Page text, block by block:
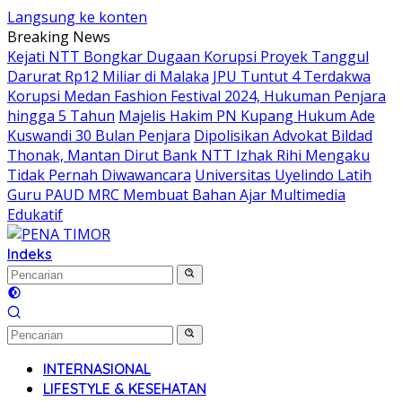
Langsung ke konten
Breaking News
Kejati NTT Bongkar Dugaan Korupsi Proyek Tanggul
Darurat Rp12 Miliar di Malaka JPU Tuntut 4 Terdakwa
Korupsi Medan Fashion Festival 2024, Hukuman Penjara
hingga 5 Tahun Majelis Hakim PN Kupang Hukum Ade
Kuswandi 30 Bulan Penjara Dipolisikan Advokat Bildad
Thonak, Mantan Dirut Bank NTT Izhak Rihi Mengaku
Tidak Pernah Diwawancara Universitas Uyelindo Latih
Guru PAUD MRC Membuat Bahan Ajar Multimedia
Edukatif
Indeks
INTERNASIONAL
LIFESTYLE & KESEHATAN